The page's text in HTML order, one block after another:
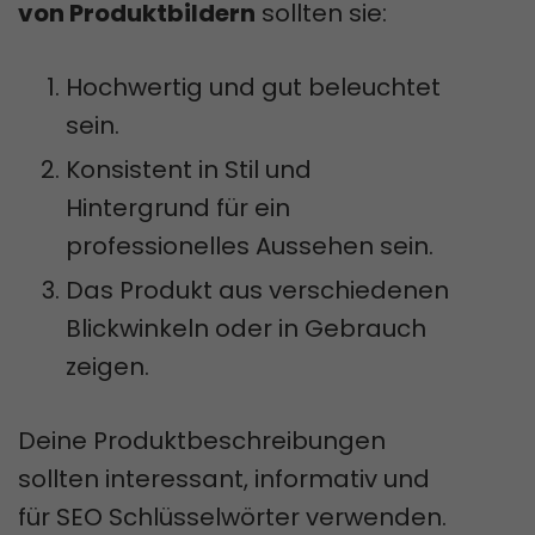
von Produktbildern sollten sie:
Hochwertig und gut beleuchtet
sein.
Konsistent in Stil und
Hintergrund für ein
professionelles Aussehen sein.
Das Produkt aus verschiedenen
Blickwinkeln oder in Gebrauch
zeigen.
Deine Produktbeschreibungen
sollten interessant, informativ und
für SEO Schlüsselwörter verwenden.